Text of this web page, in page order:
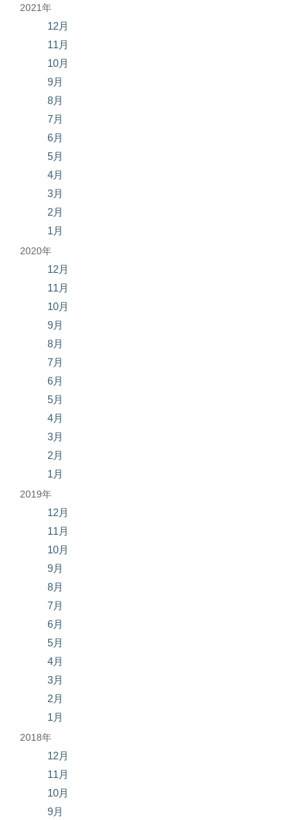
2021年
12月
11月
10月
9月
8月
7月
6月
5月
4月
3月
2月
1月
2020年
12月
11月
10月
9月
8月
7月
6月
5月
4月
3月
2月
1月
2019年
12月
11月
10月
9月
8月
7月
6月
5月
4月
3月
2月
1月
2018年
12月
11月
10月
9月